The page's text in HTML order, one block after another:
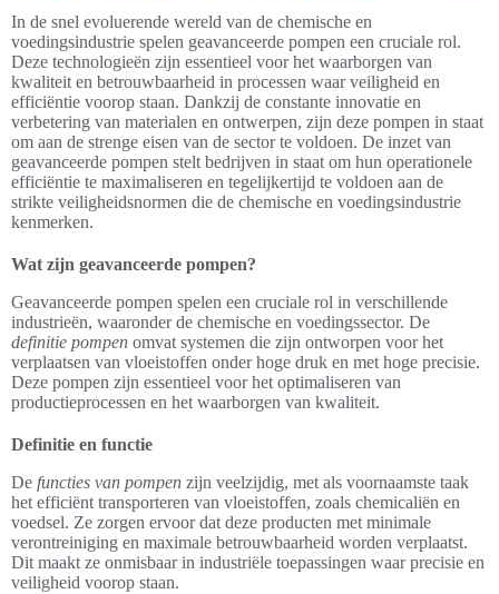
In de snel evoluerende wereld van de chemische en
voedingsindustrie spelen geavanceerde pompen een cruciale rol.
Deze technologieën zijn essentieel voor het waarborgen van
kwaliteit en betrouwbaarheid in processen waar veiligheid en
efficiëntie voorop staan. Dankzij de constante innovatie en
verbetering van materialen en ontwerpen, zijn deze pompen in staat
om aan de strenge eisen van de sector te voldoen. De inzet van
geavanceerde pompen stelt bedrijven in staat om hun operationele
efficiëntie te maximaliseren en tegelijkertijd te voldoen aan de
strikte veiligheidsnormen die de chemische en voedingsindustrie
kenmerken.
Wat zijn geavanceerde pompen?
Geavanceerde pompen spelen een cruciale rol in verschillende
industrieën, waaronder de chemische en voedingssector. De
definitie pompen omvat systemen die zijn ontworpen voor het
verplaatsen van vloeistoffen onder hoge druk en met hoge precisie.
Deze pompen zijn essentieel voor het optimaliseren van
productieprocessen en het waarborgen van kwaliteit.
Definitie en functie
De functies van pompen zijn veelzijdig, met als voornaamste taak
het efficiënt transporteren van vloeistoffen, zoals chemicaliën en
voedsel. Ze zorgen ervoor dat deze producten met minimale
verontreiniging en maximale betrouwbaarheid worden verplaatst.
Dit maakt ze onmisbaar in industriële toepassingen waar precisie en
veiligheid voorop staan.